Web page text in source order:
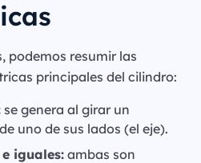
podemos resumir las
principales del cilindro:
se genera al girar un
uno de sus lados (el eje).
iguales: ambas son